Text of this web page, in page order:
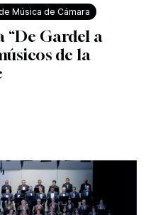
Música de Cámara
“De Gardel a
de la